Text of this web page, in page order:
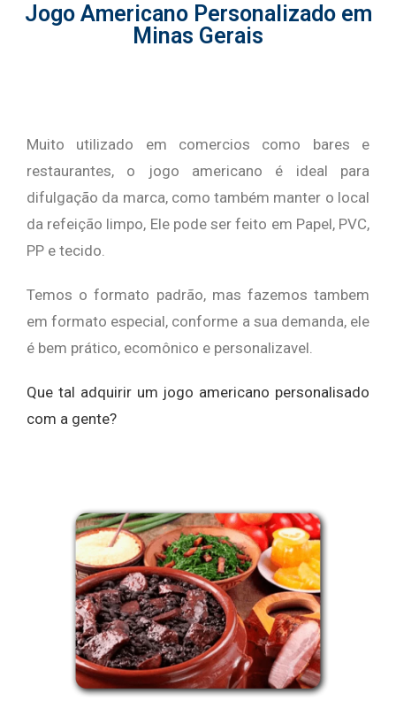
Jogo Americano Personalizado em
Minas Gerais
Muito utilizado em comercios como bares e
restaurantes, o jogo americano é ideal para
difulgação da marca, como também manter o local
da refeição limpo, Ele pode ser feito em Papel, PVC,
PP e tecido.
Temos o formato padrão, mas fazemos tambem
em formato especial, conforme a sua demanda, ele
é bem prático, ecomônico e personalizavel.
Que tal adquirir um jogo americano personalisado
com a gente?